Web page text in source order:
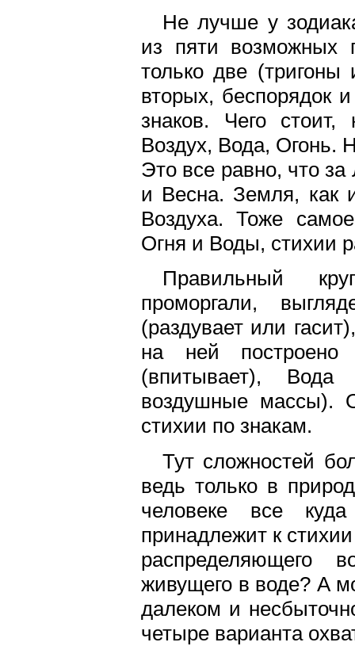
Не лучше у
из пяти возможных
только две
вторых, беспорядок
знаков. Чего
Воздух, Вода, Огонь.
Это все равно, что
и Весна. Земля, как
Воздуха. Тоже
Огня и Воды, стихии
Правильный
проморгали,
(раздувает или
на ней
(впитывает), Вода
воздушные массы).
стихии по знакам.
Тут сложностей
ведь только в
человеке все
принадлежит к
распределяющего
живущего в воде? А
далеком и
четыре варианта